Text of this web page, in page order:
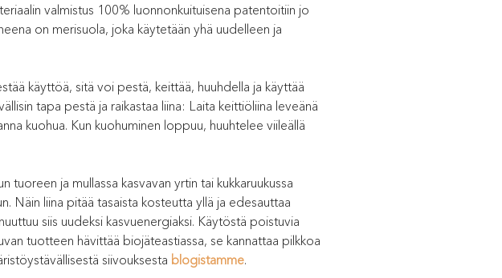
valmistus 100% luonnonkuituisena patentoitiin jo
on merisuola, joka käytetään yhä uudelleen ja
käyttöä, sitä voi pestä, keittää, huuhdella ja käyttää
tapa pestä ja raikastaa liina: Laita keittiöliina leveänä
kuohua. Kun kuohuminen loppuu, huuhtelee viileällä
tuoreen ja mullassa kasvavan yrtin tai kukkaruukussa
Näin liina pitää tasaista kosteutta yllä ja edesauttaa
siis uudeksi kasvuenergiaksi. Käytöstä poistuvia
tuotteen hävittää biojäteastiassa, se kannattaa pilkkoa
siivouksesta blogistamme.